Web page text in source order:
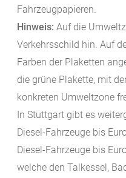
Fahrzeugpapieren.
Hinweis: Auf die
Verkehrsschild hin. Auf
Farben der Plaketten
die grüne Plakette, mit
konkreten Umweltzone
In Stuttgart gibt es
Diesel-Fahrzeuge bis
Diesel-Fahrzeuge bis
welche den Talkessel,